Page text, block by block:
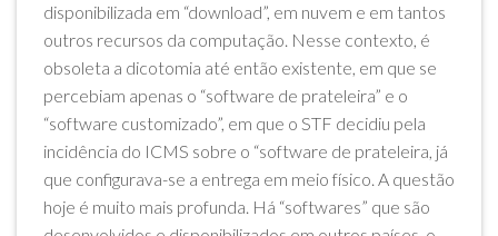
disponibilizada em “download”, em nuvem e em tantos
outros recursos da computação. Nesse contexto, é
obsoleta a dicotomia até então existente, em que se
percebiam apenas o “software de prateleira” e o
“software customizado”, em que o STF decidiu pela
incidência do ICMS sobre o “software de prateleira, já
que configurava-se a entrega em meio físico. A questão
hoje é muito mais profunda. Há “softwares” que são